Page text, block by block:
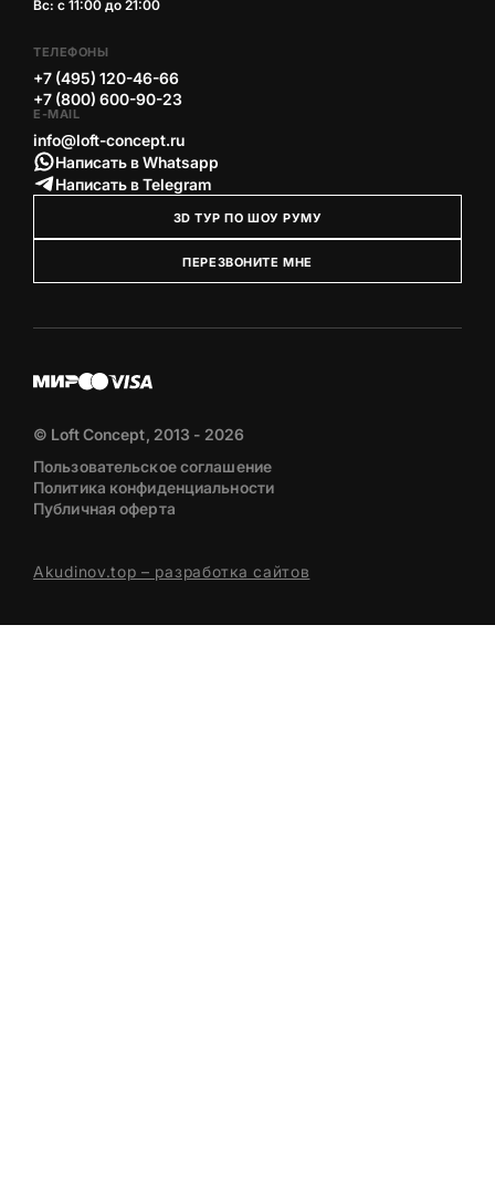
Вс: с 11:00 до 21:00
ТЕЛЕФОНЫ
+7 (495) 120-46-66
+7 (800) 600-90-23
E-MAIL
info@loft-concept.ru
Написать в Whatsapp
Написать в Telegram
3D ТУР ПО ШОУ РУМУ
ПЕРЕЗВОНИТЕ МНЕ
© Loft Concept, 2013 - 2026
Пользовательское соглашение
Политика конфиденциальности
Публичная оферта
Akudinov.top – разработка сайтов